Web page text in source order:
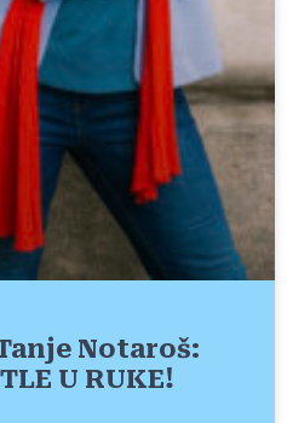
Notaroš:
U RUKE!